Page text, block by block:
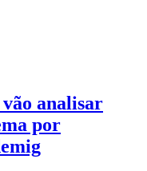
analisar
por